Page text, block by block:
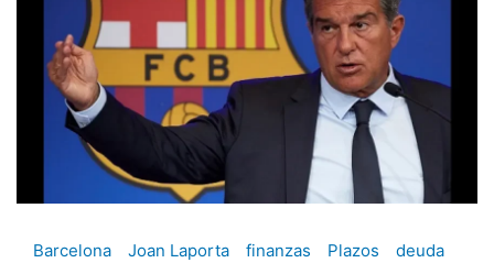
Barcelona Joan Laporta finanzas Plazos
deuda